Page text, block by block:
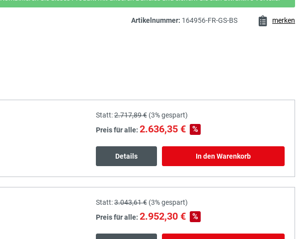
Artikelnummer: 164956-FR-GS-BS merken
Statt:2.717,89 € (3%gespart)
Preis für alle: 2.636,35 € %
Details In den Warenkorb
Statt:3.043,61 € (3%gespart)
Preis für alle: 2.952,30 € %